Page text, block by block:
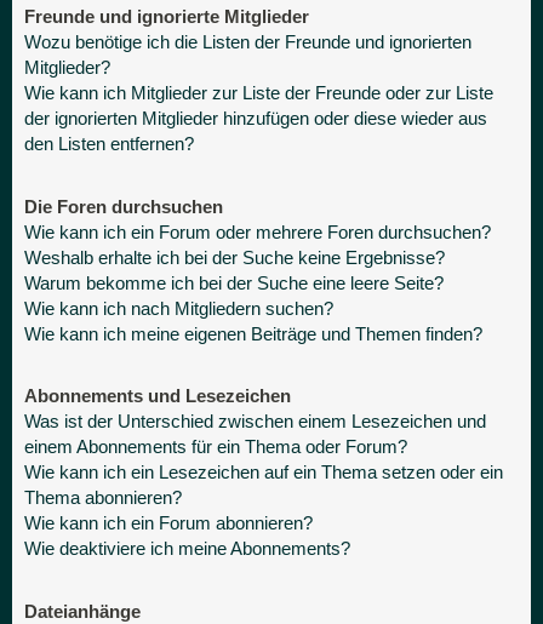
Freunde und ignorierte Mitglieder
Wozu benötige ich die Listen der Freunde und ignorierten
Mitglieder?
Wie kann ich Mitglieder zur Liste der Freunde oder zur Liste
der ignorierten Mitglieder hinzufügen oder diese wieder aus
den Listen entfernen?
Die Foren durchsuchen
Wie kann ich ein Forum oder mehrere Foren durchsuchen?
Weshalb erhalte ich bei der Suche keine Ergebnisse?
Warum bekomme ich bei der Suche eine leere Seite?
Wie kann ich nach Mitgliedern suchen?
Wie kann ich meine eigenen Beiträge und Themen finden?
Abonnements und Lesezeichen
Was ist der Unterschied zwischen einem Lesezeichen und
einem Abonnements für ein Thema oder Forum?
Wie kann ich ein Lesezeichen auf ein Thema setzen oder ein
Thema abonnieren?
Wie kann ich ein Forum abonnieren?
Wie deaktiviere ich meine Abonnements?
Dateianhänge